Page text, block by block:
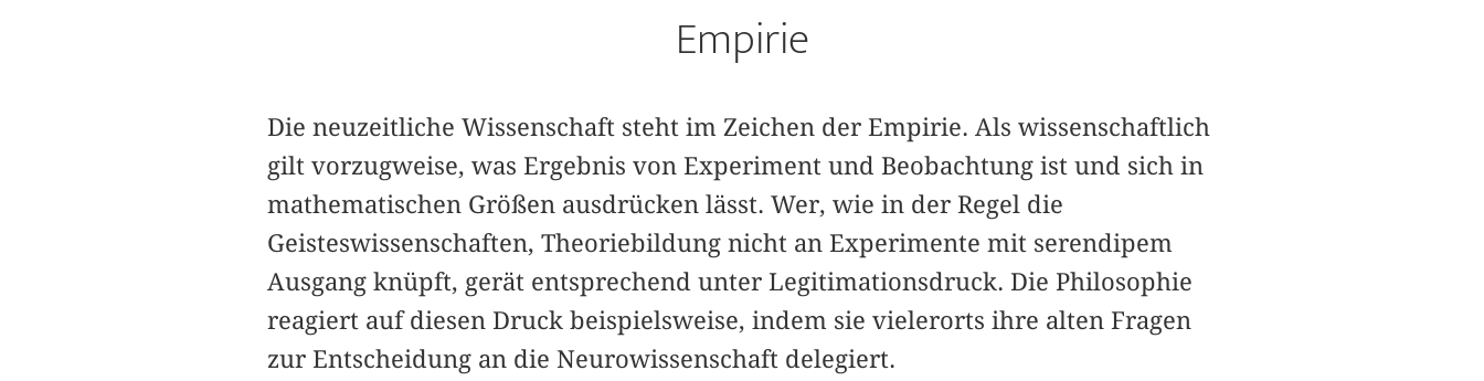
Empirie
Die neuzeitliche Wissenschaft steht im Zeichen der Empirie. Als wissenschaftlich
gilt vorzugweise, was Ergebnis von Experiment und Beobachtung ist und sich in
mathematischen Größen ausdrücken lässt. Wer, wie in der Regel die
Geisteswissenschaften, Theoriebildung nicht an Experimente mit serendipem
Ausgang knüpft, gerät entsprechend unter Legitimationsdruck. Die Philosophie
reagiert auf diesen Druck beispielsweise, indem sie vielerorts ihre alten Fragen
zur Entscheidung an die Neurowissenschaft delegiert.